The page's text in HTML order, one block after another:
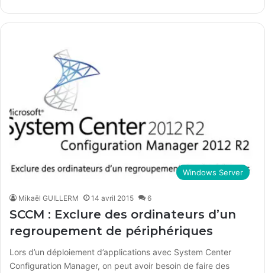
Windows Server
Mikaël GUILLERM 14 avril 2015 6
SCCM : Exclure des ordinateurs d’un
regroupement de périphériques
Lors d’un déploiement d’applications avec System Center
Configuration Manager, on peut avoir besoin de faire des